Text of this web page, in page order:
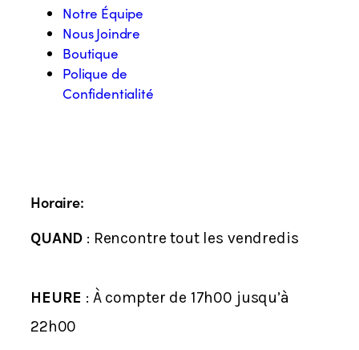
Notre Équipe
Nous Joindre
Boutique
Polique de
Confidentialité
Horaire:
QUAND : Rencontre tout les vendredis
HEURE : À compter de 17h00 jusqu’à
22h00